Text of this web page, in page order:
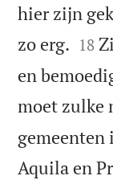
hier zijn
zo erg. 

18
en
moet zulke
gemeenten
Aquila en